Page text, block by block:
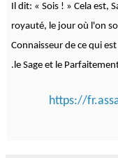
Il dit: « Sois ! » Cela est,
royauté, le jour où l'on
Connaisseur de ce qui
le Sage et le
https://